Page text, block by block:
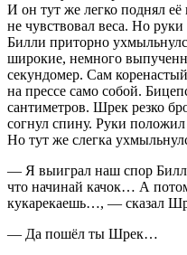
И он тут же легко поднял её
не чувствовал веса. Но
Билли приторно
широкие, немного
секундомер. Сам
на прессе само собой.
сантиметров. Шрек резко
согнул спину. Руки
Но тут же слегка
— Я выиграл наш спор
что начинай качок… А
кукарекаешь…, — сказал
— Да пошёл ты Шрек…